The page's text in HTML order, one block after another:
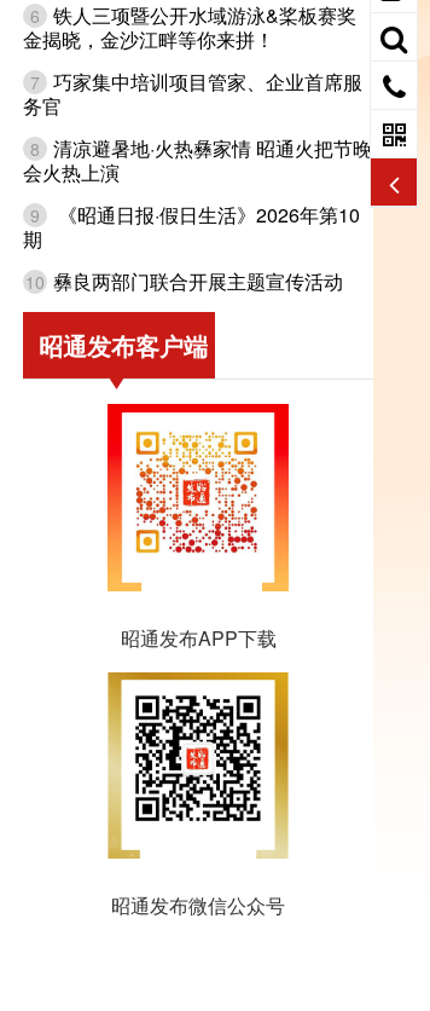
6 铁人三项暨公开水域游泳&桨板赛奖
金揭晓，金沙江畔等你来拼！
7 巧家集中培训项目管家、企业首席服
务官
8 清凉避暑地·火热彝家情 昭通火把节晚
会火热上演
9
《昭通日报·假日生活》2026年第10
期
10 彝良两部门联合开展主题宣传活动
昭通发布客户端
昭通发布APP下载
昭通发布微信公众号